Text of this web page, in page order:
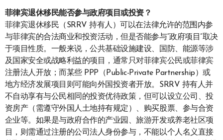
菲律宾退休移民能否参与政府项目或投资？
菲律宾退休移民（SRRV 持有人）可以在法律允许的范围内参
与菲律宾的合法商业和投资活动，但是否能参与“政府项目”取决
于项目性质。一般来说，公共基础设施建设、国防、能源等涉
及国家安全或战略利益的项目，通常只对菲律宾公民或菲律宾
注册法人开放；而某些 PPP（Public-Private Partnership）或
地方经济发展项目则可能向外国投资者开放。SRRV 持有人并
不自动享有与公民相同的投资优待政策，但可以设立公司、投
资房产（需遵守外国人土地持有规定）、购买股票、参与合资
企业等。如果是与政府合作的产业园、旅游开发或养老社区项
目，则需通过注册的公司法人身份参与，不能以个人名义直接